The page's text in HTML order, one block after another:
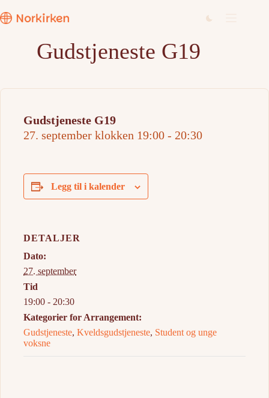
til
innholdet
Gudstjeneste G19
Gudstjeneste G19
27. september klokken 19:00 - 20:30
Legg til i kalender
DETALJER
Dato:
27. september
Tid
19:00 - 20:30
Kategorier for Arrangement:
Gudstjeneste,Kveldsgudstjeneste, Student og unge
voksne